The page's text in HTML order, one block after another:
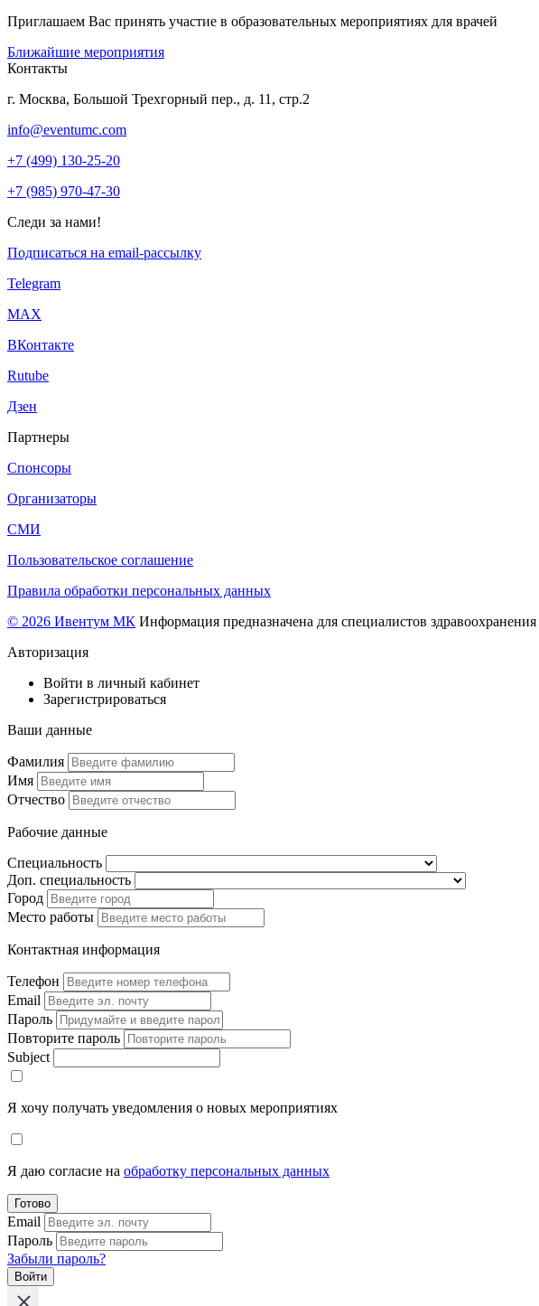
Приглашаем Вас принять участие в образовательных мероприятиях для врачей
Ближайшие мероприятия
Контакты
г. Москва, Большой Трехгорный пер., д. 11, стр.2
info@eventumc.com
+7 (499) 130-25-20
+7 (985) 970-47-30
Следи за нами!
Подписаться на email-рассылку
Telegram
МАХ
ВКонтакте
Rutube
Дзен
Партнеры
Спонсоры
Организаторы
СМИ
Пользовательское соглашение
Правила обработки персональных данных
© 2026 Ивентум МК Информация предназначена для специалистов здравоохранения
Авторизация
Войти в личный кабинет
Зарегистрироваться
Ваши данные
Фамилия
Имя
Отчество
Рабочие данные
Специальность
Доп. специальность
Город
Место работы
Контактная информация
Телефон
Email
Пароль
Повторите пароль
Subject
Я хочу получать уведомления о новых мероприятиях
Я даю согласие на обработку персональных данных
Готово
Email
Пароль
Забыли пароль?
Войти